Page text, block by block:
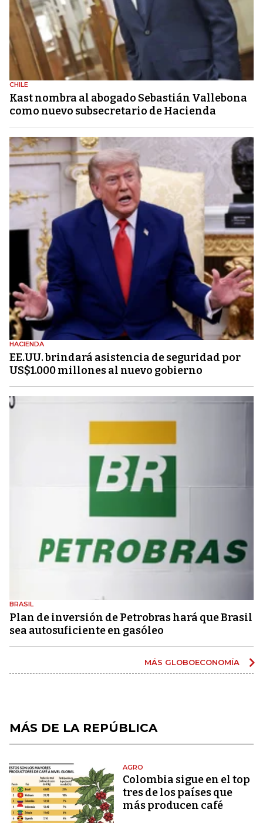
CHILE
Kast nombra al abogado Sebastián Vallebona
como nuevo subsecretario de Hacienda
HACIENDA
EE.UU. brindará asistencia de seguridad por
US$1.000 millones al nuevo gobierno
BRASIL
Plan de inversión de Petrobras hará que Brasil
sea autosuficiente en gasóleo
MÁS GLOBOECONOMÍA
MÁS DE LA REPÚBLICA
AGRO
Colombia sigue en el top
tres de los países que
más producen café